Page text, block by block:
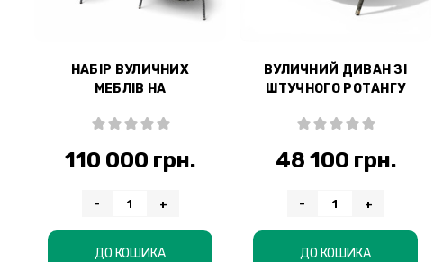
НАБІР ВУЛИЧНИХ
МЕБЛІВ НА
КАРКАСІ "МОНЕ"
110 000 грн.
- +
ДО КОШИКА
ВУЛИЧНИЙ ДИВАН ЗІ
ШТУЧНОГО РОТАНГУ
48 100 грн.
- +
ДО КОШИКА